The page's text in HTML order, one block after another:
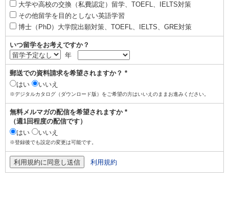
大学や高校の交換（私費認定）留学、TOEFL、IELTS対策
その他留学を目的としない英語学習
博士（PhD）大学院出願対策、TOEFL、IELTS、GRE対策
いつ留学をお考えですか？
年
郵送での資料請求を希望されますか？ *
はい
いいえ
※デジタルカタログ（ダウンロード版）をご希望の方はいいえのままお進みください。
無料メルマガの配信を希望されますか *
（週1回程度の配信です）
はい
いいえ
※登録後でも設定の変更は可能です。
利用規約